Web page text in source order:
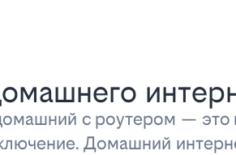
с роутером — это
Домашний